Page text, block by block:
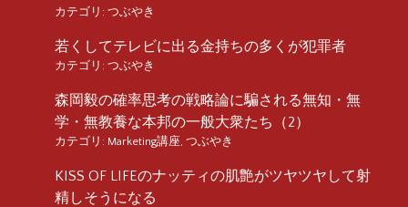
カテゴリ: つぶやき
若くしてテレビに出る金持ちの多くが犯罪者
カテゴリ: つぶやき
森岡毅の確率思考の戦略論に騙される無知・無
学・無教養な本邦の一般大衆たち（2）
カテゴリ: Marketing講座 つぶやき
KISS OF LIFEのナッティの肌艶がツヤツヤして射
精しそうになる